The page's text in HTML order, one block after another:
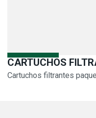
CARTUCHOS
Cartuchos filtrantes